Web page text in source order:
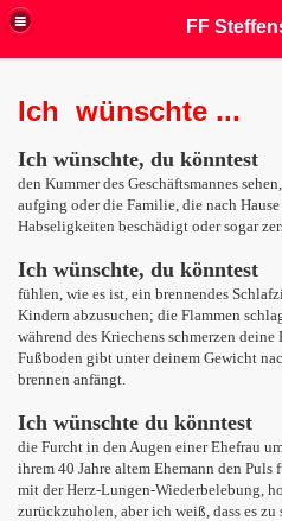
FF
Ich wünschte ...
Ich wünschte, du könntest
den Kummer des Geschäftsmannes
aufging oder die Familie, die nach
Habseligkeiten beschädigt oder sogar
Ich wünschte, du könntest
fühlen, wie es ist, ein brennendes
Kindern abzusuchen; die Flammen
während des Kriechens schmerzen
Fußboden gibt unter deinem Gewicht
brennen anfängt.
Ich wünschte du könntest
die Furcht in den Augen einer Ehefrau
ihrem 40 Jahre altem Ehemann den
mit der Herz-Lungen-Wiederbelebung,
zurückzuholen, aber ich weiß, dass es